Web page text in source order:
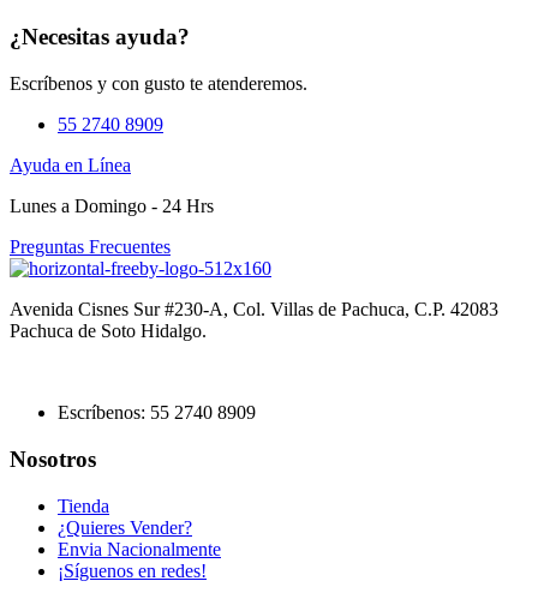
¿Necesitas ayuda?
Escríbenos y con gusto te atenderemos.
55 2740 8909
Ayuda en Línea
Lunes a Domingo - 24 Hrs
Preguntas Frecuentes
Avenida Cisnes Sur #230-A, Col. Villas de Pachuca, C.P. 42083
Pachuca de Soto Hidalgo.
Escríbenos: 55 2740 8909
Nosotros
Tienda
¿Quieres Vender?
Envia Nacionalmente
¡Síguenos en redes!